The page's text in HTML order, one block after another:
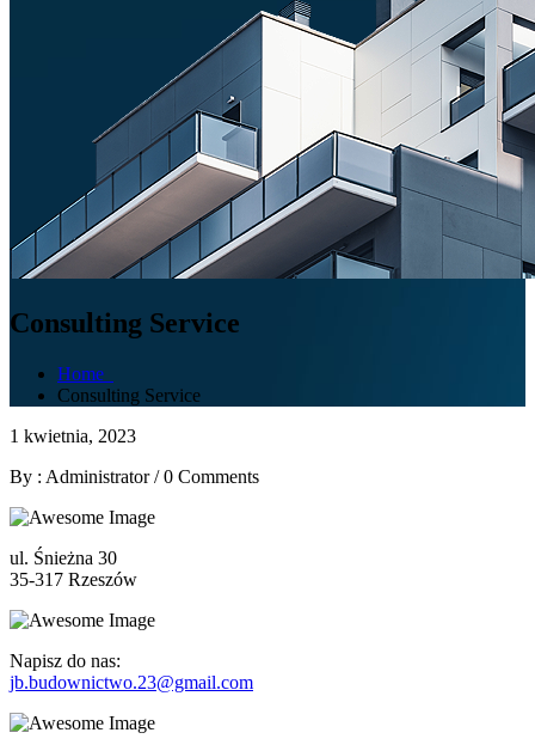
Consulting Service
Home
Consulting Service
1 kwietnia, 2023
By : Administrator/0 Comments
ul. Śnieżna 30
35-317 Rzeszów
Napisz do nas:
jb.budownictwo.23@gmail.com